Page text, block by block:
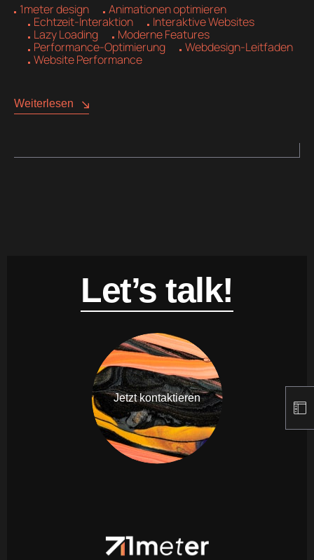
1meter design
Animationen optimieren
Echtzeit-Interaktion
Interaktive Websites
Lazy Loading
Moderne Features
Performance-Optimierung
Webdesign-Leitfaden
Website Performance
Weiterlesen
Let’s talk!
Jetzt kontaktieren